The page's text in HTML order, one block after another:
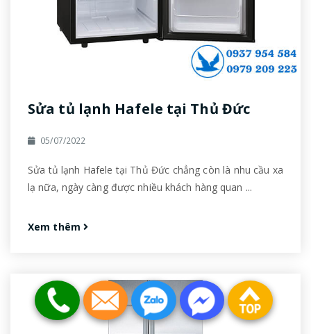
Sửa tủ lạnh Hafele tại Thủ Đức
05/07/2022
Sửa tủ lạnh Hafele tại Thủ Đức chẳng còn là nhu cầu xa
lạ nữa, ngày càng được nhiều khách hàng quan ...
Xem thêm